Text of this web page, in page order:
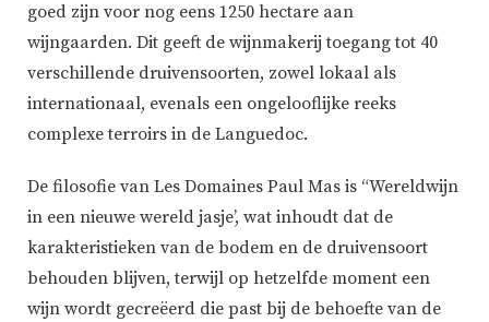
goed zijn voor nog eens 1250 hectare aan
wijngaarden. Dit geeft de wijnmakerij toegang tot 40
verschillende druivensoorten, zowel lokaal als
internationaal, evenals een ongelooflijke reeks
complexe terroirs in de Languedoc.
De filosofie van Les Domaines Paul Mas is “Wereldwijn
in een nieuwe wereld jasje’, wat inhoudt dat de
karakteristieken van de bodem en de druivensoort
behouden blijven, terwijl op hetzelfde moment een
wijn wordt gecreëerd die past bij de behoefte van de